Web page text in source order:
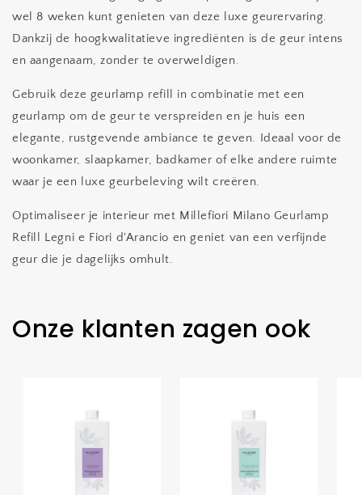
wel 8 weken kunt genieten van deze luxe geurervaring.
Dankzij de hoogkwalitatieve ingrediënten is de geur intens
en aangenaam, zonder te overweldigen.
Gebruik deze geurlamp refill in combinatie met een
geurlamp om de geur te verspreiden en je huis een
elegante, rustgevende ambiance te geven. Ideaal voor de
woonkamer, slaapkamer, badkamer of elke andere ruimte
waar je een luxe geurbeleving wilt creëren.
Optimaliseer je interieur met Millefiori Milano Geurlamp
Refill Legni e Fiori d'Arancio en geniet van een verfijnde
geur die je dagelijks omhult.
Onze klanten zagen ook